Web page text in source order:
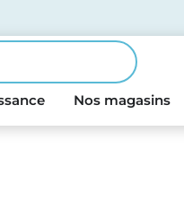
Nos magasins